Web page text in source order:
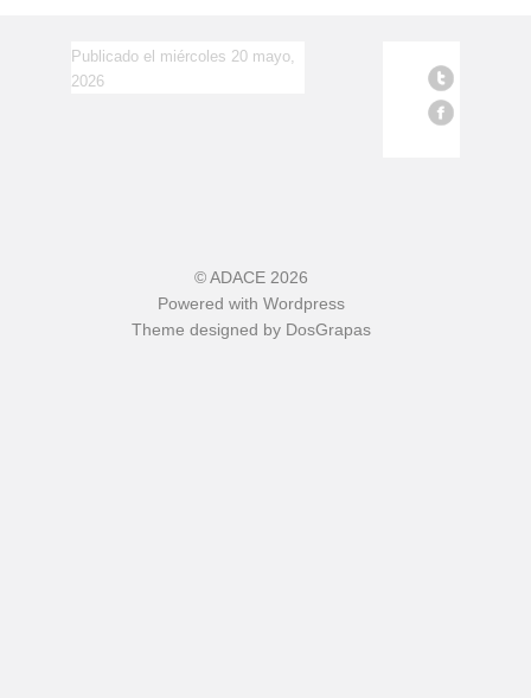
Publicado el miércoles 20 mayo,
2026
©ADACE2026
Powered with Wordpress
Theme designed by DosGrapas